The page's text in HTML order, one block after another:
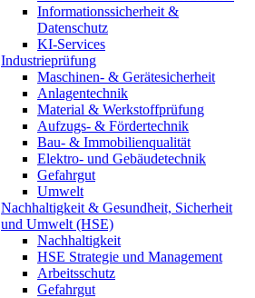
Informationssicherheit &
Datenschutz
KI-Services
Industrieprüfung
Maschinen- & Gerätesicherheit
Anlagentechnik
Material & Werkstoffprüfung
Aufzugs- & Fördertechnik
Bau- & Immobilienqualität
Elektro- und Gebäudetechnik
Gefahrgut
Umwelt
Nachhaltigkeit & Gesundheit, Sicherheit
und Umwelt (HSE)
Nachhaltigkeit
HSE Strategie und Management
Arbeitsschutz
Gefahrgut